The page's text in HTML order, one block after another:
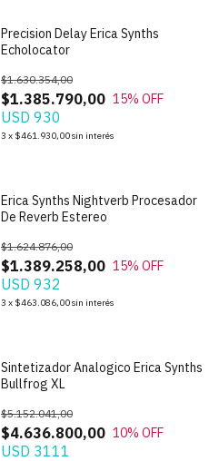
Precision Delay Erica Synths
Echolocator
$1.385.790,00
$1.630.354,00
15% OFF
USD 930
3 x $461.930,00sin interés
Erica Synths Nightverb Procesador
De Reverb Estereo
$1.389.258,00
$1.624.876,00
15% OFF
USD 932
3 x $463.086,00sin interés
Sintetizador Analogico Erica Synths
Bullfrog XL
$4.636.800,00
$5.152.041,00
10% OFF
USD 3111